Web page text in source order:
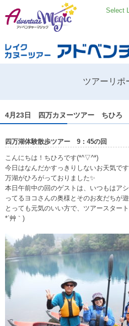
Select
ツアーリポ
4月23日 四万カヌーツアー ちひろ
四万湖体験散歩ツアー 9：45の回
こんにちは！ちひろです(*^▽^*)
今日はなんだかすっきりしないお天気で
万湖がひろがっておりました✨
本日午前中の回のゲストは、いつもはア
ってるヨコさんの奥様とそのお友だちが
とっても元気のいい方で、ツアースター
*´艸｀)